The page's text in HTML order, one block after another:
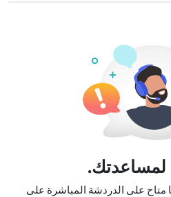
لمساعدتك.
متاح على الدردشة المباشرة على